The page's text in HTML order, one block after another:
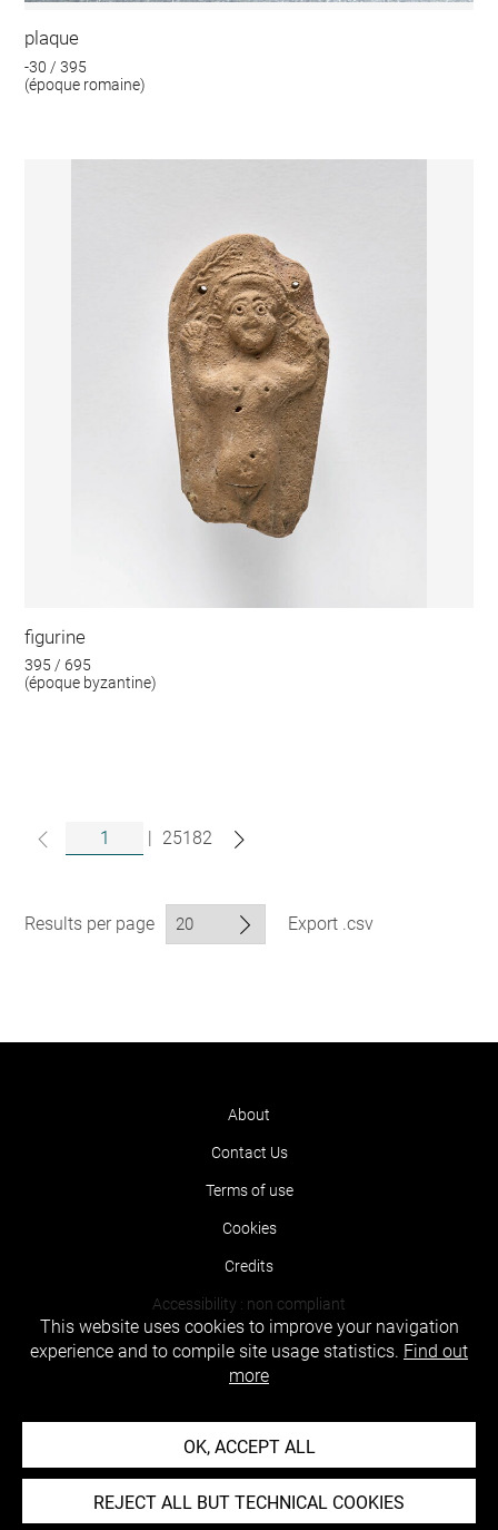
plaque
-30 / 395
(époque romaine)
figurine
395 / 695
(époque byzantine)
| 25182
Results per page Export .csv
About
Contact Us
Terms of use
Cookies
Credits
Accessibility : non compliant
This website uses cookies to improve your navigation
experience and to compile site usage statistics. Find out
more
OK, ACCEPT ALL
REJECT ALL BUT TECHNICAL COOKIES